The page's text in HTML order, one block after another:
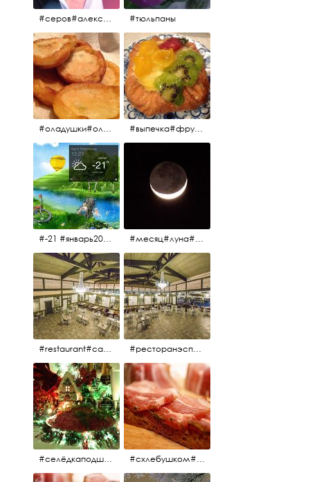
#серов#александрсеров#певец#народныйартист#эстрадныйпевец#композитор#тыменялюбишь#мадонна#ялюблютебядослёз #тюльпаны
#оладушки#оладушкинакефире #оладушкисяблоками #кефир#яблоки С утра испёк, на кефире с яблоками. #выпечка#фрукты#пекарня#зима
#-21 #январь2017 #зима2017 #санктпетербург2017 #месяц#луна#африканскаялуна#moon#moon🌙
#restaurant#candidates #aspila #restaurantaspils ресторан#ресторанэспиля#эспланада#концертнаяэстрада #ресторанэспиля#restaurantaspils#aspila#candidates#эспланада#концертнаяэстрада
#селёдкаподшубой#основноеблюдо#новыйгод#шампанское#праздник #схлебушком#мясо